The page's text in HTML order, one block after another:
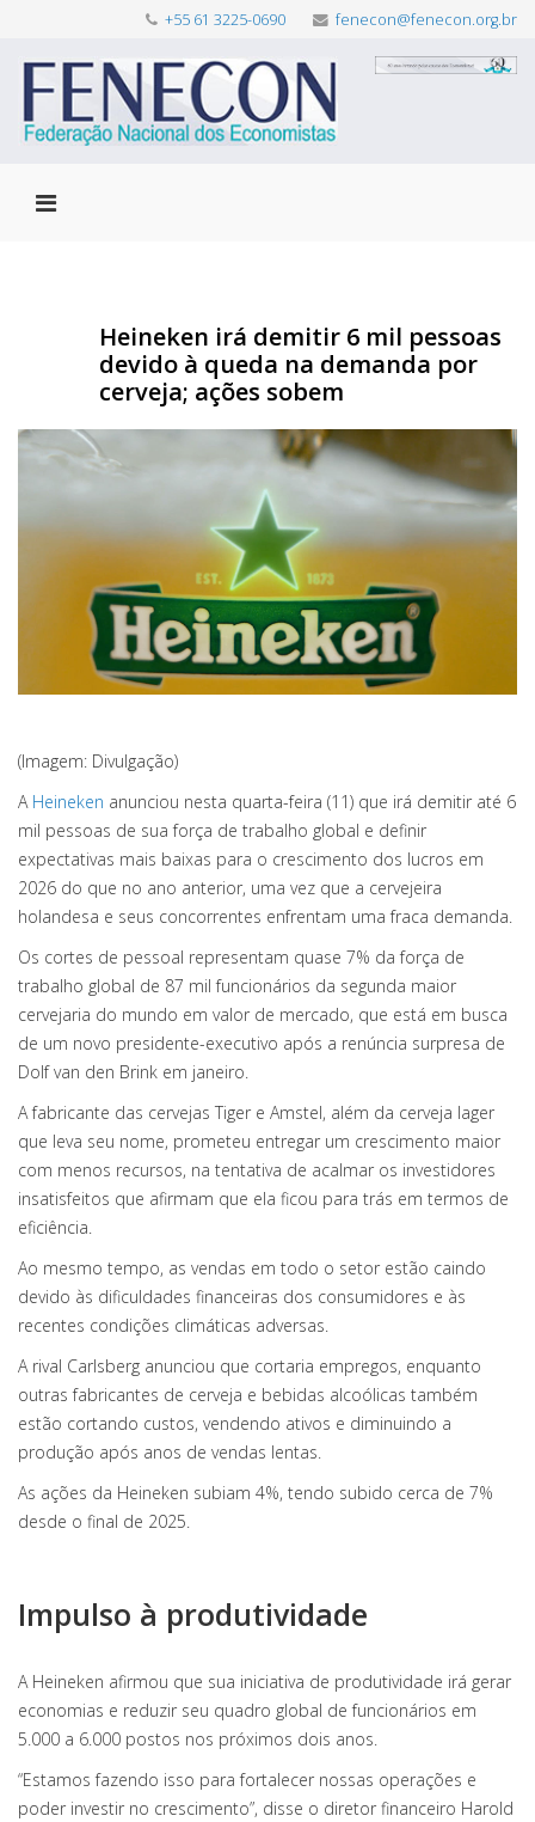
+55 61 3225-0690 fenecon@fenecon.org.br
Heineken irá demitir 6 mil pessoas
devido à queda na demanda por
cerveja; ações sobem
(Imagem: Divulgação)
A Heineken anunciou nesta quarta-feira (11) que irá demitir até 6
mil pessoas de sua força de trabalho global e definir
expectativas mais baixas para o crescimento dos lucros em
2026 do que no ano anterior, uma vez que a cervejeira
holandesa e seus concorrentes enfrentam uma fraca demanda.
Os cortes de pessoal representam quase 7% da força de
trabalho global de 87 mil funcionários da segunda maior
cervejaria do mundo em valor de mercado, que está em busca
de um novo presidente-executivo após a renúncia surpresa de
Dolf van den Brink em janeiro.
A fabricante das cervejas Tiger e Amstel, além da cerveja lager
que leva seu nome, prometeu entregar um crescimento maior
com menos recursos, na tentativa de acalmar os investidores
insatisfeitos que afirmam que ela ficou para trás em termos de
eficiência.
Ao mesmo tempo, as vendas em todo o setor estão caindo
devido às dificuldades financeiras dos consumidores e às
recentes condições climáticas adversas.
A rival Carlsberg anunciou que cortaria empregos, enquanto
outras fabricantes de cerveja e bebidas alcoólicas também
estão cortando custos, vendendo ativos e diminuindo a
produção após anos de vendas lentas.
As ações da Heineken subiam 4%, tendo subido cerca de 7%
desde o final de 2025.
Impulso à produtividade
A Heineken afirmou que sua iniciativa de produtividade irá gerar
economias e reduzir seu quadro global de funcionários em
5.000 a 6.000 postos nos próximos dois anos.
“Estamos fazendo isso para fortalecer nossas operações e
poder investir no crescimento”, disse o diretor financeiro Harold